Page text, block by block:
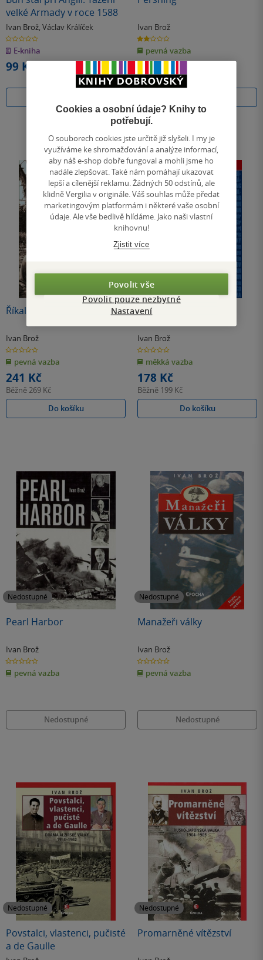
velké Armady v roce 1588
Ivan Brož, Václav Králíček
0.0
z
5
hvězdiček
E-kniha
99 Kč
Ivan Brož
2.0
z
5
hvězdiček
pevná vazba
Běžně49 Kč
Říkali mu D´Artagnan
Ivan Brož
0.0
z
5
hvězdiček
pevná vazba
241 Kč
Běžně269 Kč
Do košíku
Slasti a strasti
Ivan Brož
0.0
z
5
hvězdiček
měkká vazba
178 Kč
Běžně 199 Kč
Do košíku
Nedostupné
Pearl Harbor
Ivan Brož
0.0
z
5
hvězdiček
pevná vazba
Nedostupné
Nedostupné
Manažeři války
Ivan Brož
0.0
z
5
hvězdiček
pevná vazba
Nedostupné
Nedostupné
Povstalci, vlastenci, pučisté
a de Gaulle
Nedostupné
Promarněné vítězství
Cookies a osobní údaje? Knihy to
potřebují.
O souborech cookies jste určitě již slyšeli. I my je
využíváme ke shromažďování a analýze informací,
aby náš e-shop dobře fungoval a mohli jsme ho
nadále zlepšovat. Také nám pomáhají ukazovat
lepší a cílenější reklamu. Žádných 50 odstínů, ale
klidně Vergilia v originále. Váš souhlas může předat
marketingovým platformám i některé vaše osobní
údaje. Ale vše bedlivě hlídáme. Jako naši vlastní
knihovnu!
Zjistit více
Povolit vše
Povolit pouze nezbytné
Nastavení